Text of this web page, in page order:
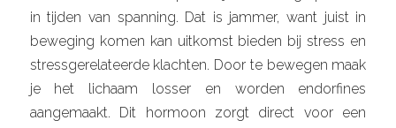
in tijden van spanning. Dat is jammer, want juist in
beweging komen kan uitkomst bieden bij stress en
stressgerelateerde klachten. Door te bewegen maak
je het lichaam losser en worden endorfines
aangemaakt. Dit hormoon zorgt direct voor een